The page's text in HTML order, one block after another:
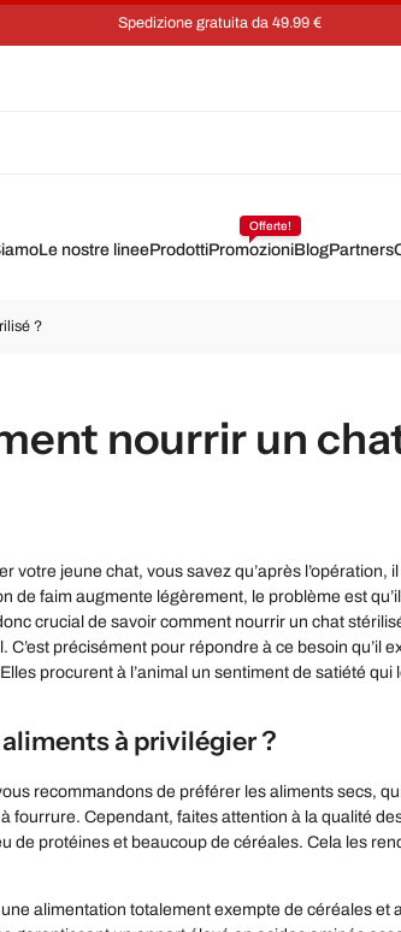
Spedizione gratuita da 49.99 €
Le nostre lineeProdottiPromozioni
Offerte!
BlogPartners
?
nourrir un
votre jeune chat, vous savez qu’après
de faim augmente légèrement, le problème est
crucial de savoir comment nourrir un chat
C’est précisément pour répondre à ce besoin qu’il
procurent à l’animal un sentiment de satiété
à privilégier ?
recommandons de préférer les aliments secs,
fourrure. Cependant, faites attention à la qualité
de protéines et beaucoup de céréales. Cela les
alimentation totalement exempte de céréales